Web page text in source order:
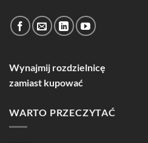
Wynajmij rozdzielnicę
zamiast kupować
WARTO PRZECZYTAĆ